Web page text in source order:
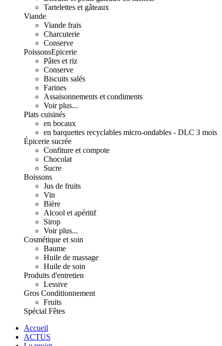
Tartelettes et gâteaux
Viande
Viande frais
Charcuterie
Conserve
PoissonsEpicerie
Pâtes et riz
Conserve
Biscuits salés
Farines
Assaisonnements et condiments
Voir plus...
Plats cuisinés
en bocaux
en barquettes recyclables micro-ondables - DLC 3 mois
Épicerie sucrée
Confiture et compote
Chocolat
Sucre
Boissons
Jus de fruits
Vin
Bière
Alcool et apéritif
Sirop
Voir plus...
Cosmétique et soin
Baume
Huile de massage
Huile de soin
Produits d'entretien
Lessive
Gros Conditionnement
Fruits
Spécial Fêtes
Accueil
ACTUS